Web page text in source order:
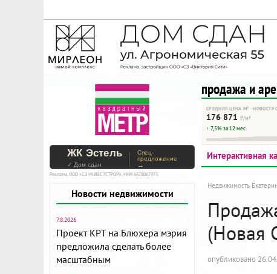
На Метре реклама - только
Помогайте независимому
продажа и
СРЕДНЯЯ ЦЕНА М² ·
176 871 ₽/м²
↑ 7,5% за 12 мес.
ЖК Эстель
✓ Дом сдан
Спец-
предложение
→
Реклама. ООО «СЗ ИНВЕСТСТРОЙ», ИНН 6678067973
Новости недвижимости
7.8.2026
Проект КРТ на Блюхера мэрия
предложила сделать более
масштабным
Интерактивная
Недвижимость
(Новая
опубликовано